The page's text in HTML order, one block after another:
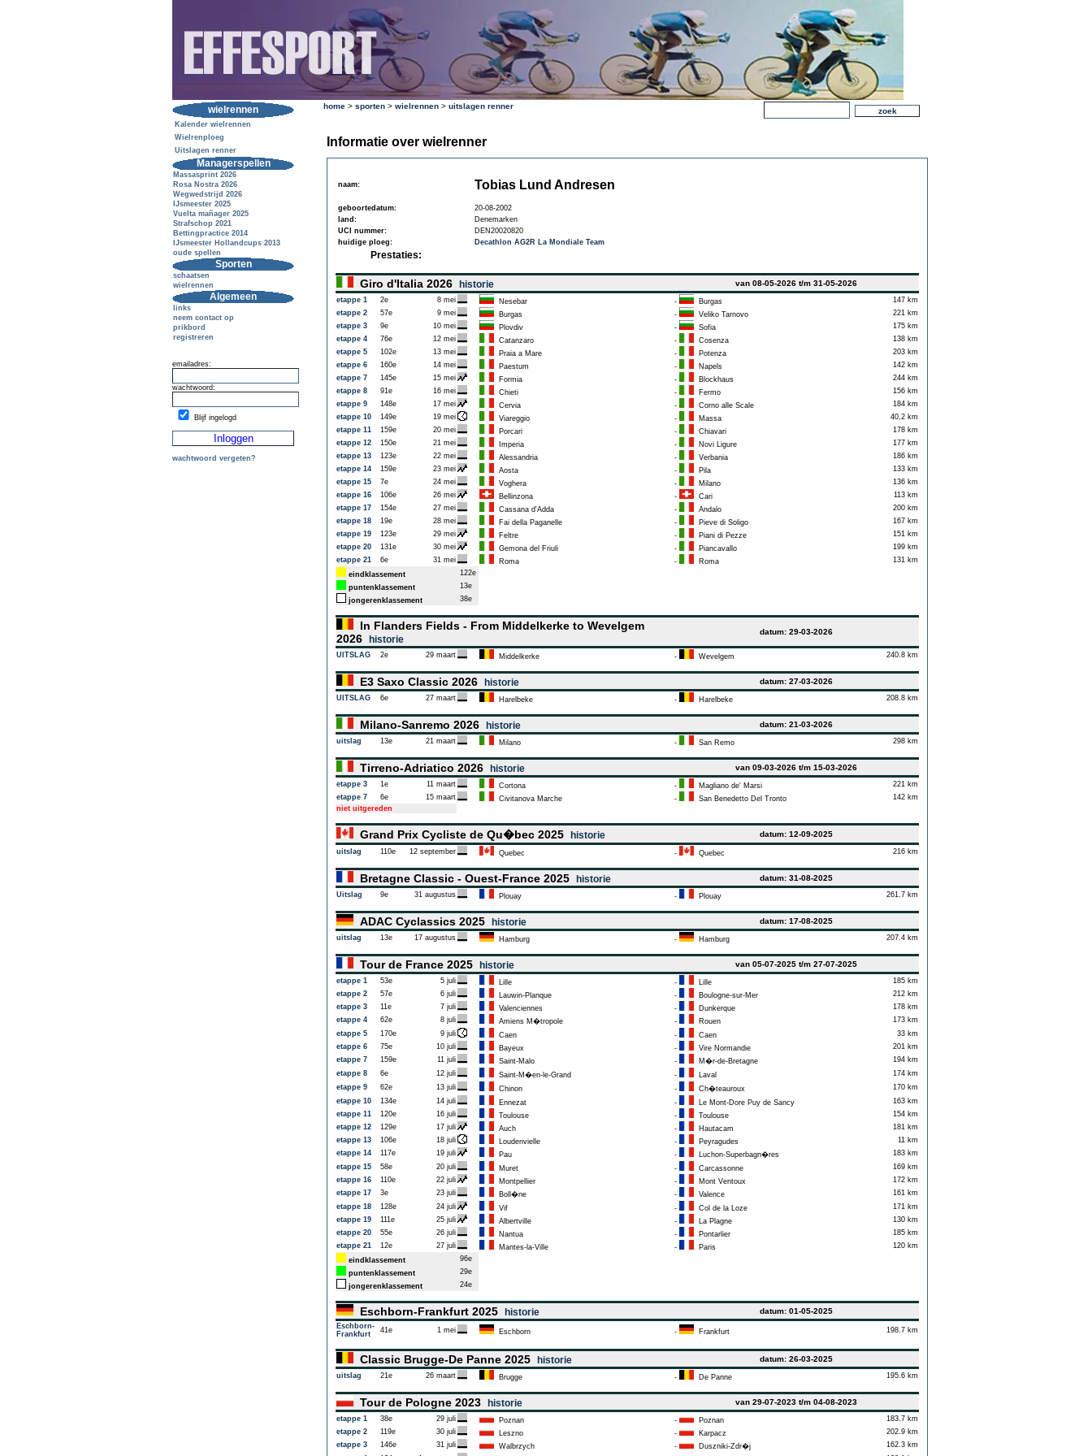
wielrennen
Kalender wielrennen
Wielrenploeg
Uitslagen renner
Managerspellen
Massasprint 2026
Rosa Nostra 2026
Wegwedstrijd 2026
IJsmeester 2025
Vuelta mañager 2025
Strafschop 2021
Bettingpractice 2014
IJsmeester Hollandcups 2013
oude spellen
Sporten
schaatsen
wielrennen
Algemeen
links
neem contact op
prikbord
registreren
emailadres:
wachtwoord:
Blijf ingelogd
wachtwoord vergeten?
home > sporten > wielrennen > uitslagen renner
Informatie over wielrenner
naam: Tobias Lund Andresen
geboortedatum:
20-08-2002
land:
Denemarken
UCI nummer:
DEN20020820
huidige ploeg:
Decathlon AG2R La Mondiale Team
Prestaties:
Giro d'Italia 2026 historie van 08-05-2026 t/m 31-05-2026
etappe 1 2e 8 mei Nesebar - Burgas
147 km
etappe 2
57e 9 mei Burgas - Veliko Tarnovo
221 km
etappe 3
9e 10 mei Plovdiv - Sofia
175 km
etappe 4
76e 12 mei Catanzaro - Cosenza
138 km
etappe 5
102e 13 mei Praia a Mare - Potenza
203 km
etappe 6
160e 14 mei Paestum - Napels
142 km
etappe 7
145e 15 mei Formia - Blockhaus
244 km
etappe 8
91e 16 mei Chieti - Fermo
156 km
etappe 9
148e 17 mei Cervia - Corno alle Scale
184 km
etappe 10
149e 19 mei Viareggio - Massa
40,2 km
etappe 11
159e 20 mei Porcari - Chiavari
178 km
etappe 12
150e 21 mei Imperia - Novi Ligure
177 km
etappe 13
123e 22 mei Alessandria - Verbania
186 km
etappe 14
159e 23 mei Aosta - Pila
133 km
etappe 15
7e 24 mei Voghera - Milano
136 km
etappe 16
106e 26 mei Bellinzona - Cari
113 km
etappe 17
154e 27 mei Cassana d'Adda - Andalo
200 km
etappe 18
19e 28 mei Fai della Paganelle - Pieve di Soligo
167 km
etappe 19
123e 29 mei Feltre - Piani di Pezze
151 km
etappe 20
131e 30 mei Gemona del Friuli - Piancavallo
199 km
etappe 21
6e 31 mei Roma - Roma
131 km
eindklassement
122e
puntenklassement
13e
jongerenklassement
38e
In Flanders Fields - From Middelkerke to Wevelgem
2026
historie
datum: 29-03-2026
UITSLAG 2e 29 maart Middelkerke - Wevelgem 240.8 km
E3 Saxo Classic 2026 historie datum: 27-03-2026
UITSLAG 6e 27 maart Harelbeke - Harelbeke 208.8 km
Milano-Sanremo 2026 historie datum: 21-03-2026
uitslag 13e 21 maart Milano - San Remo 298 km
Tirreno-Adriatico 2026 historie van 09-03-2026 t/m 15-03-2026
etappe 3 1e 11 maart Cortona - Magliano de' Marsi
221 km
etappe 7
6e 15 maart Civitanova Marche - San Benedetto Del Tronto
142 km
niet uitgereden
Grand Prix Cycliste de Qu�bec 2025 historie datum: 12-09-2025
uitslag 110e 12 september Quebec - Quebec 216 km
Bretagne Classic - Ouest-France 2025 historie datum: 31-08-2025
Uitslag 9e 31 augustus Plouay - Plouay 261.7 km
ADAC Cyclassics 2025 historie datum: 17-08-2025
uitslag 13e 17 augustus Hamburg - Hamburg 207.4 km
Tour de France 2025 historie van 05-07-2025 t/m 27-07-2025
etappe 1 53e 5 juli Lille - Lille
185 km
etappe 2
57e 6 juli Lauwin-Planque - Boulogne-sur-Mer
212 km
etappe 3
11e 7 juli Valenciennes - Dunkerque
178 km
etappe 4
62e 8 juli Amiens M�tropole - Rouen
173 km
etappe 5
170e 9 juli Caen - Caen
33 km
etappe 6
75e 10 juli Bayeux - Vire Normandie
201 km
etappe 7
159e 11 juli Saint-Malo - M�r-de-Bretagne
194 km
etappe 8
6e 12 juli Saint-M�en-le-Grand - Laval
174 km
etappe 9
62e 13 juli Chinon - Ch�teauroux
170 km
etappe 10
134e 14 juli Ennezat - Le Mont-Dore Puy de Sancy
163 km
etappe 11
120e 16 juli Toulouse - Toulouse
154 km
etappe 12
129e 17 juli Auch - Hautacam
181 km
etappe 13
106e 18 juli Loudenvielle - Peyragudes
11 km
etappe 14
117e 19 juli Pau - Luchon-Superbagn�res
183 km
etappe 15
58e 20 juli Muret - Carcassonne
169 km
etappe 16
110e 22 juli Montpellier - Mont Ventoux
172 km
etappe 17
3e 23 juli Boll�ne - Valence
161 km
etappe 18
128e 24 juli Vif - Col de la Loze
171 km
etappe 19
111e 25 juli Albertville - La Plagne
130 km
etappe 20
55e 26 juli Nantua - Pontarlier
185 km
etappe 21
12e 27 juli Mantes-la-Ville - Paris
120 km
eindklassement
96e
puntenklassement
29e
jongerenklassement
24e
Eschborn-Frankfurt 2025 historie datum: 01-05-2025
Eschborn-
Frankfurt
41e 1 mei Eschborn - Frankfurt 198.7 km
Classic Brugge-De Panne 2025 historie datum: 26-03-2025
uitslag 21e 26 maart Brugge - De Panne 195.6 km
Tour de Pologne 2023 historie van 29-07-2023 t/m 04-08-2023
etappe 1 38e 29 juli Poznan - Poznan
183.7 km
etappe 2
119e 30 juli Leszno - Karpacz
202.9 km
etappe 3
146e 31 juli Walbrzych - Duszniki-Zdr�j
162.3 km